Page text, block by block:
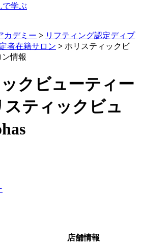
で学ぶ
カデミー > リフティング認定ディプ
者在籍サロン > ホリスティックビ
ン情報
クビューティー
スティックビュ
店舗情報